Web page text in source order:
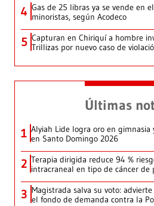
4 Gas de 25 libras ya se vende en
minoristas, según Acodeco
5 Capturan en Chiriquí a hombre
Trillizas por nuevo caso de
Últimas
1 Alyiah Lide logra oro en gimnasia
en Santo Domingo 2026
2 Terapia dirigida reduce 94 %
intracraneal en tipo de cáncer de
3 Magistrada salva su voto:
el fondo de demanda contra la